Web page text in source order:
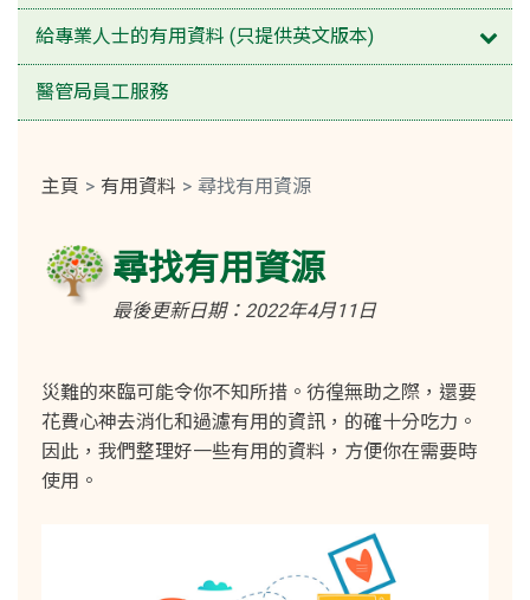
給專業人士的有用資料 (只提供英文版本)
醫管局員工服務
主頁 有用資料 尋找有用資源
尋找有用資源
最後更新日期：2022年4月11日
災難的來臨可能令你不知所措。彷徨無助之際，還要
花費心神去消化和過濾有用的資訊，的確十分吃力。
因此，我們整理好一些有用的資料，方便你在需要時
使用。